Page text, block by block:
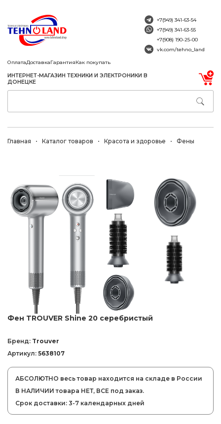
ОплатаДоставкаГарантияКак покупать
ИНТЕРНЕТ-МАГАЗИН ТЕХНИКИ И ЭЛЕКТРОНИКИ В
ДОНЕЦКЕ
+7(949) 341-63-54
+7(949) 341-63-55
+7(908) 190-25-00
vk.com/tehno_land
Главная Каталог товаров Красота и здоровье Фены
Фен TROUVER Shine 20 серебристый
Бренд: Trouver
Артикул: 5638107
АБСОЛЮТНО весь товар находится на складе в России
В НАЛИЧИИ товара НЕТ, ВСЕ под заказ.
Срок доставки: 3-7 календарных дней